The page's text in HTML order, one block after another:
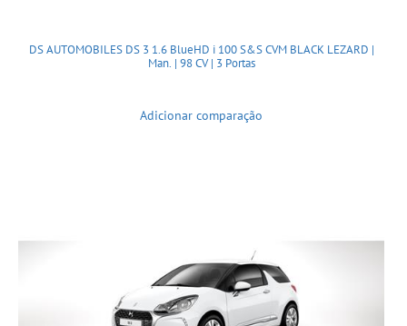
DS AUTOMOBILES DS 3 1.6 BlueHD i 100 S&S CVM BLACK LEZARD |
Man. | 98 CV | 3 Portas
Adicionar comparação